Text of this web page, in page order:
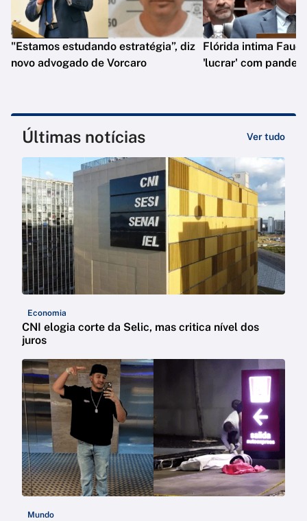
"Estamos estudando estratégia”, diz
novo advogado de Vorcaro
Flórida intima
'lucrar' com
Últimas notícias Ver tudo
Economia
CNI elogia corte da Selic, mas critica nível dos
juros
Mundo